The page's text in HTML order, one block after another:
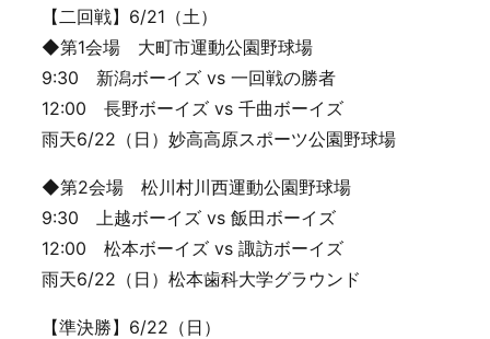
【二回戦】6/21（土）
◆第1会場 大町市運動公園野球場
9:30 新潟ボーイズ vs 一回戦の勝者
12:00 長野ボーイズ vs 千曲ボーイズ
雨天6/22（日）妙高高原スポーツ公園野球場
◆第2会場 松川村川西運動公園野球場
9:30 上越ボーイズ vs 飯田ボーイズ
12:00 松本ボーイズ vs 諏訪ボーイズ
雨天6/22（日）松本歯科大学グラウンド
【準決勝】6/22（日）